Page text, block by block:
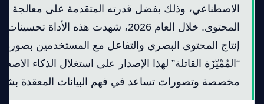
الاصطناعي، وذلك بفضل قدرته المتقدمة على معالجة
المحتوى. خلال العام 2026، شهدت هذه
إنتاج المحتوى البصري والتفاعل مع المستخدمين بصورة
“المُمْيّزَة القاتلة” لهذا الإصدار على استغلال الذكاء
مخصصة وتصورات تساعد في فهم البيانات المعقدة